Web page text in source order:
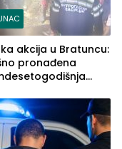
akcija u Bratuncu:
pronađena